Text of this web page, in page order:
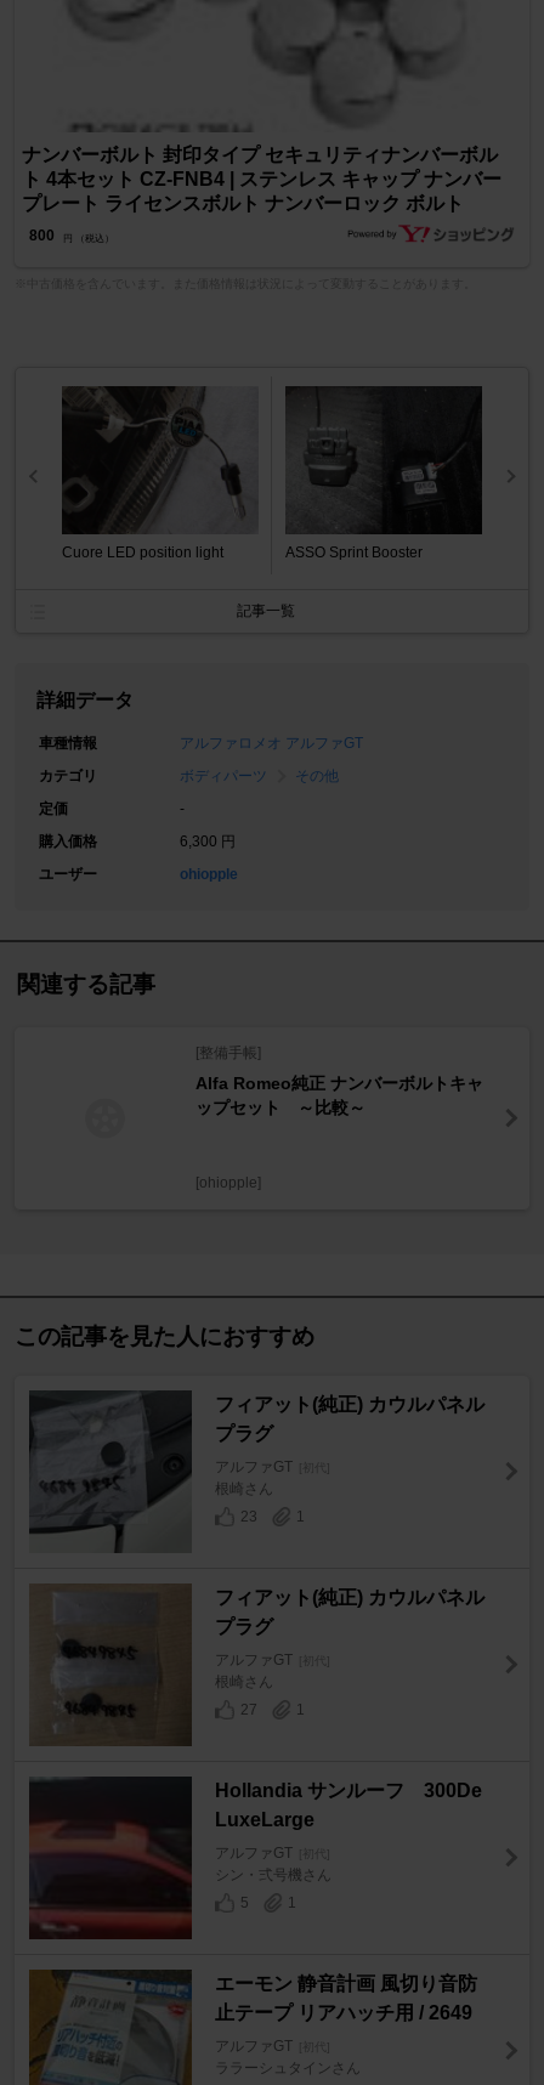
ナンバーボルト 封印タイプ セキュリティナンバーボル
ト 4本セット CZ-FNB4 | ステンレス キャップ ナンバー
プレート ライセンスボルト ナンバーロック ボルト
800 円 （税込）
Cuore LED position light ASSO Sprint Booster
記事一覧
詳細データ
車種情報
アルファロメオ アルファGT
カテゴリ
ボディパーツ
その他
定価
-
購入価格
6,300 円
ユーザー
ohiopple
関連する記事
[整備手帳]
Alfa Romeo純正 ナンバーボルトキャ
ップセット ～比較～
[ohiopple]
この記事を見た人におすすめ
フィアット(純正) カウルパネル
プラグ
アルファGT [初代]
根崎さん
23
1
フィアット(純正) カウルパネル
プラグ
アルファGT [初代]
根崎さん
27
1
Hollandia サンルーフ 300De
LuxeLarge
アルファGT [初代]
シン・弍号機さん
5
1
エーモン 静音計画 風切り音防
止テープ リアハッチ用 / 2649
アルファGT [初代]
ララーシュタインさん